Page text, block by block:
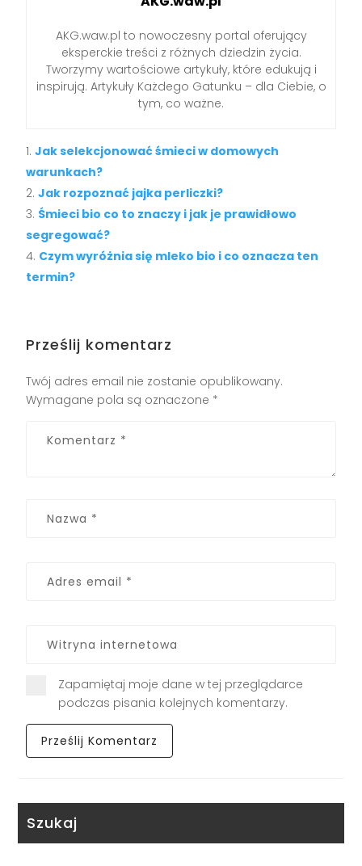
AKG.waw.pl to nowoczesny portal oferujący
eksperckie treści z różnych dziedzin życia.
Tworzymy wartościowe artykuły, które edukują i
inspirują. Artykuły Każdego Gatunku – dla Ciebie, o
tym, co ważne.
Jak selekcjonować śmieci w domowych
warunkach?
Jak rozpoznać jajka perliczki?
Śmieci bio co to znaczy i jak je prawidłowo
segregować?
Czym wyróżnia się mleko bio i co oznacza ten
termin?
Prześlij komentarz
Twój adres email nie zostanie opublikowany.
Wymagane pola są oznaczone *
Zapamiętaj moje dane w tej przeglądarce
podczas pisania kolejnych komentarzy.
Szukaj